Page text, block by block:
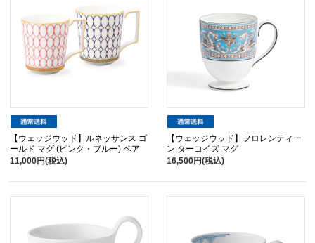
【ウェッジウッド】ルネッサンス ゴ
ールド マグ (ピンク・ブルー) ペア
11,000円(税込)
【ウェッジウッド】フロレンティー
ン ターコイズ マグ
16,500円(税込)